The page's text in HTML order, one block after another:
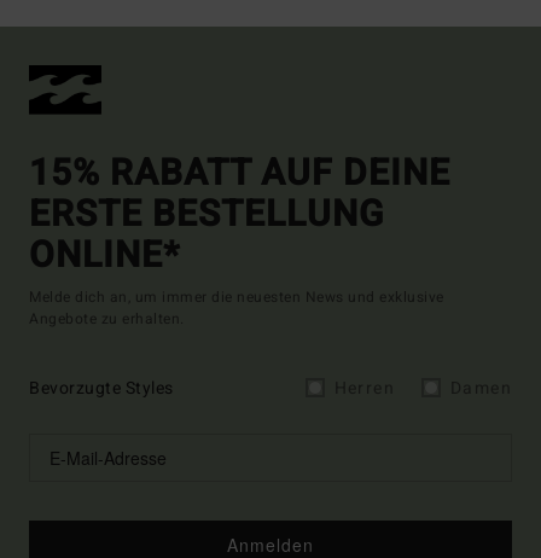
15% RABATT AUF DEINE
ERSTE BESTELLUNG
ONLINE*
Melde dich an, um immer die neuesten News und exklusive
Angebote zu erhalten.
Bevorzugte Styles
Anmelden